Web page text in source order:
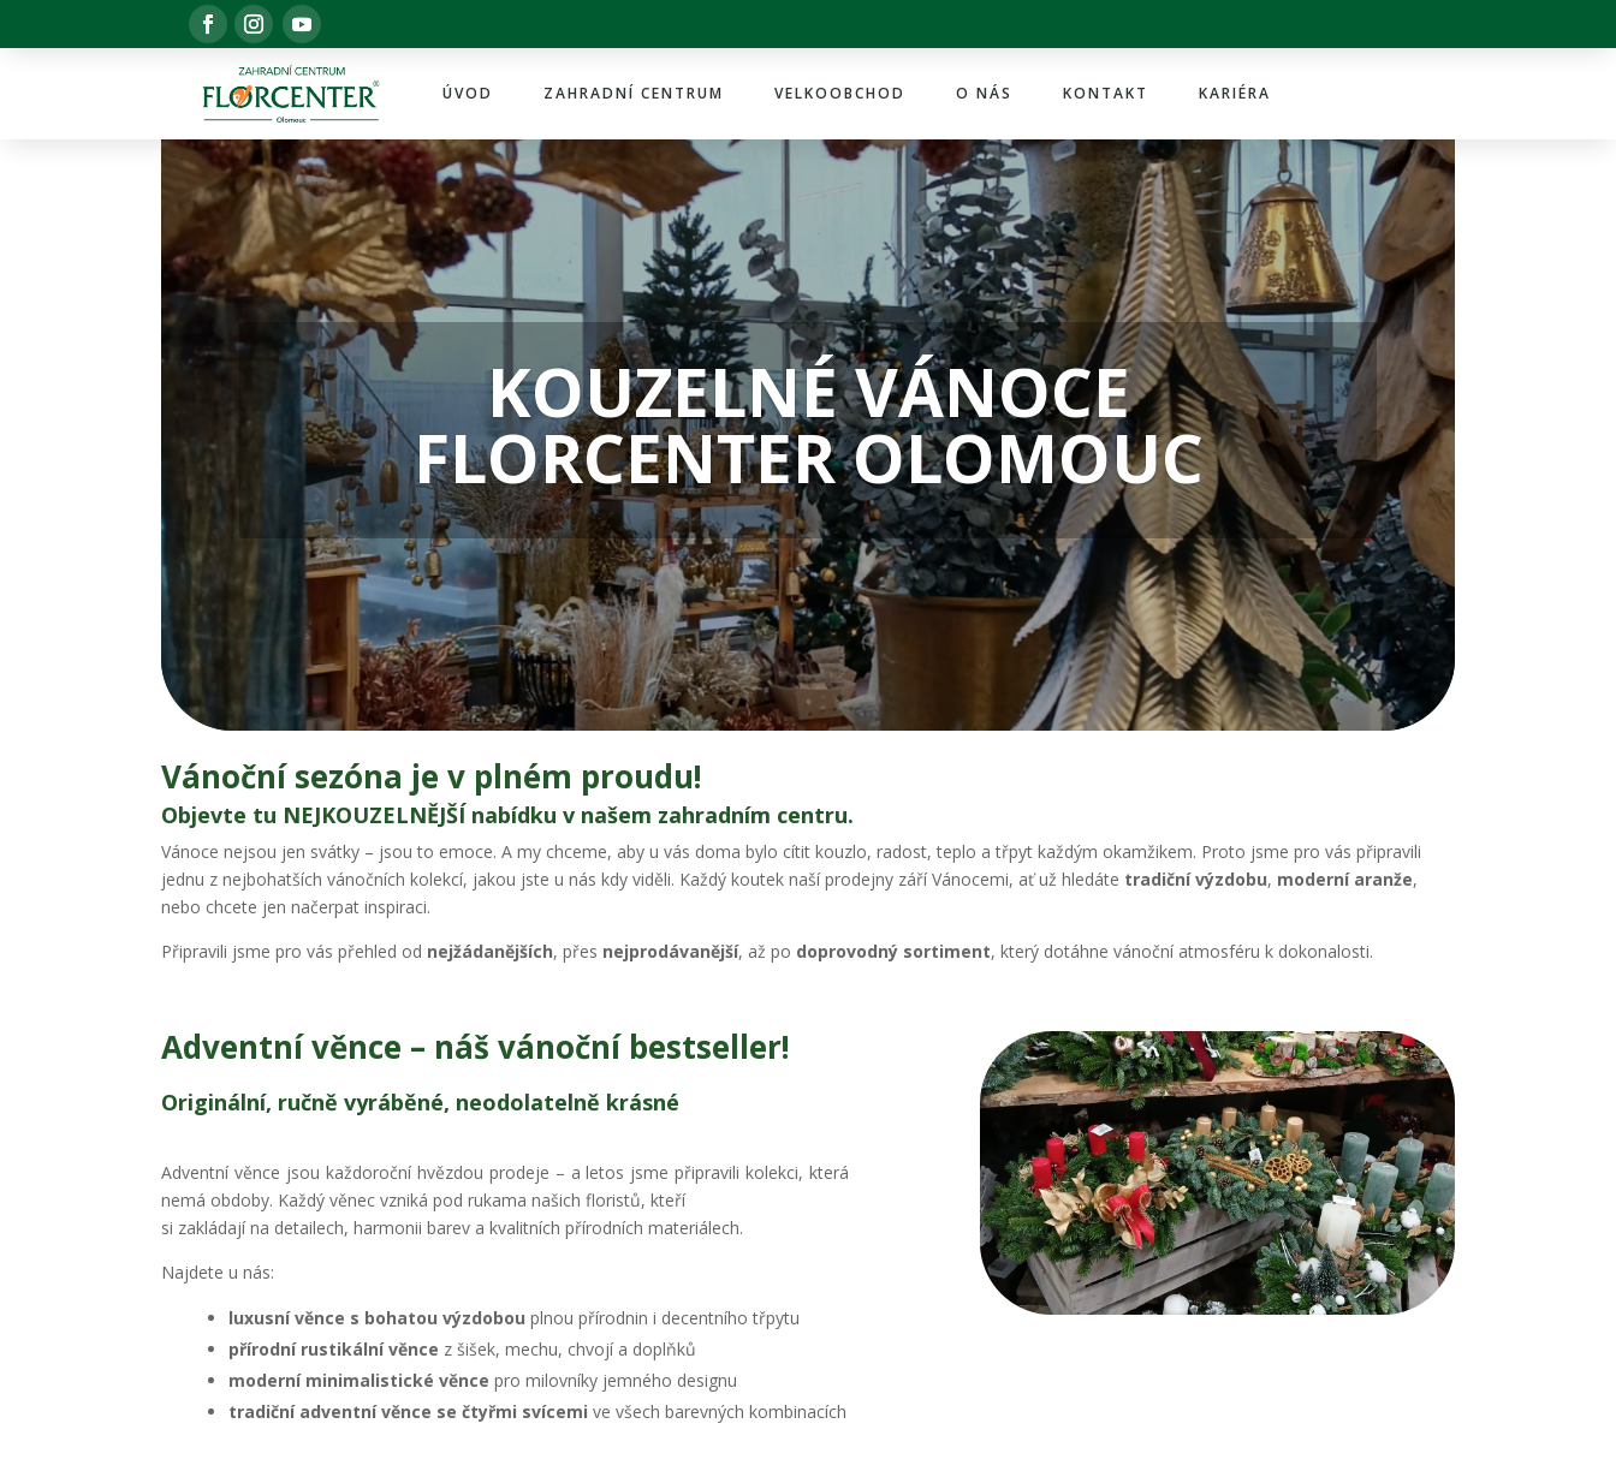
ÚVOD ZAHRADNÍ CENTRUM VELKOOBCHOD O NÁS KONTAKT KARIÉRA
KOUZELNÉ VÁNOCE
FLORCENTER OLOMOUC
Vánoční sezóna je v plném proudu!
Objevte tu NEJKOUZELNĚJŠÍ nabídku v našem zahradním centru.
Vánoce nejsou jen svátky – jsou to emoce. A my chceme, aby u vás doma bylo cítit kouzlo, radost, teplo a třpyt každým okamžikem. Proto jsme pro vás připravili
jednu z nejbohatších vánočních kolekcí, jakou jste u nás kdy viděli. Každý koutek naší prodejny září Vánocemi, ať už hledáte tradiční výzdobu, moderní aranže,
nebo chcete jen načerpat inspiraci.
Připravili jsme pro vás přehled od nejžádanějších, přes nejprodávanější, až po doprovodný sortiment, který dotáhne vánoční atmosféru k dokonalosti.
Adventní věnce – náš vánoční bestseller!
Originální, ručně vyráběné, neodolatelně krásné
Adventní věnce jsou každoroční hvězdou prodeje – a letos jsme připravili kolekci, která
nemá obdoby. Každý věnec vzniká pod rukama našich floristů, kteří
si zakládají na detailech, harmonii barev a kvalitních přírodních materiálech.
Najdete u nás:
luxusní věnce s bohatou výzdobou plnou přírodnin i decentního třpytu
přírodní rustikální věnce z šišek, mechu, chvojí a doplňků
moderní minimalistické věnce pro milovníky jemného designu
tradiční adventní věnce se čtyřmi svícemi ve všech barevných kombinacích